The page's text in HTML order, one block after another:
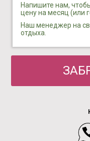
Напишите нам,
цену на месяц (или
Наш менеджер на
отдыха.